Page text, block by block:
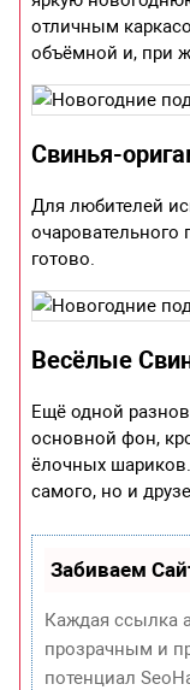
отличным
объёмной и, при
Свинья-
Для любителей
готово.
Весёлые
Ещё одной
основной фон,
ёлочных
самого, но и
Забиваем
Каждая ссылка
прозрачным и
потенциал